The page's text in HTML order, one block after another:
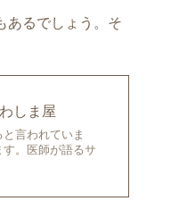
あるでしょう。そ
しま屋
言われていま
。医師が語るサ